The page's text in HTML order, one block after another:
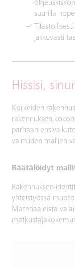
suurilla
jatkuvasti
Hissisi,
Korkeiden
rakennuksen
parhaan
valmiiden mallien
Räätälöidyt
Rakennuksen
yhteistyössä
Materiaaleista